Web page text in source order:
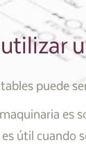
puede
es
útil cuando